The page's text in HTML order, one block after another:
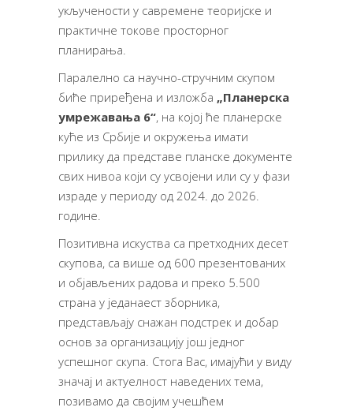
укључености у савремене теоријске и
практичне токове просторног
планирања.
Паралелно са научно-стручним скупом
биће приређена и изложба „Планерска
умрежавања 6“, на којој ће планерске
куће из Србије и окружења имати
прилику да представе планске документе
свих нивоа који су усвојени или су у фази
израде у периоду од 2024. до 2026.
године.
Позитивна искуства са претходних десет
скупова, са више од 600 презентованих
и објављених радова и преко 5.500
страна у једанаест зборника,
представљају снажан подстрек и добар
основ за организацију још једног
успешног скупа. Стога Вас, имајући у виду
значај и актуелност наведених тема,
позивамо да својим учешћем